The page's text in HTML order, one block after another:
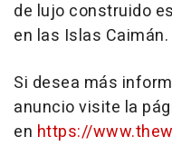
de lujo construido
en las Islas Caimán.
Si desea más
anuncio visite la
en https://